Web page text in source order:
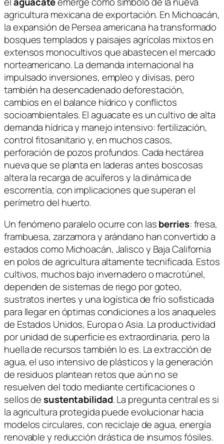
agricultura mexicana de exportación. En Michoacán,
la expansión dePersea americana ha transformado
bosques templados y paisajes agrícolas mixtos en
extensos monocultivos que abastecen el mercado
norteamericano. La demanda internacional ha
impulsado inversiones, empleo y divisas, pero
también ha desencadenado deforestación,
cambios en el balance hídrico y conflictos
socioambientales. El aguacate es un cultivo de alta
demanda hídrica y manejo intensivo: fertilización,
control fitosanitario y, en muchos casos,
perforación de pozos profundos. Cada hectárea
nueva que se planta en laderas antes boscosas
altera la recarga de acuíferos y la dinámica de
escorrentía, con implicaciones que superan el
perímetro del huerto.
Un fenómeno paralelo ocurre con lasberries: fresa,
frambuesa, zarzamora y arándano han convertido a
estados como Michoacán, Jalisco y Baja California
en polos de agricultura altamente tecnificada. Estos
cultivos, muchos bajo invernadero o macrotúnel,
dependen de sistemas de riego por goteo,
sustratos inertes y una logística de frío sofisticada
para llegar en óptimas condiciones a los anaqueles
de Estados Unidos, Europa o Asia. La productividad
por unidad de superficie es extraordinaria, pero la
huella de recursos también lo es. La extracción de
agua, el uso intensivo de plásticos y la generación
de residuos plantean retos que aún no se
resuelven del todo mediante certificaciones o
sellos desustentabilidad. La pregunta central es si
la agricultura protegida puede evolucionar hacia
modelos circulares, con reciclaje de agua, energía
renovable y reducción drástica de insumos fósiles.